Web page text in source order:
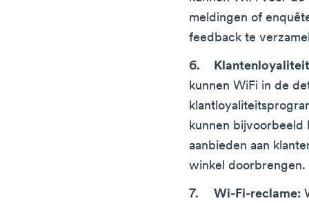
meldingen of
feedback te
kunnen WiFi in de
kunnen bijvoorbeeld
aanbieden aan
winkel doorbrengen.
Wi-Fi-reclame: